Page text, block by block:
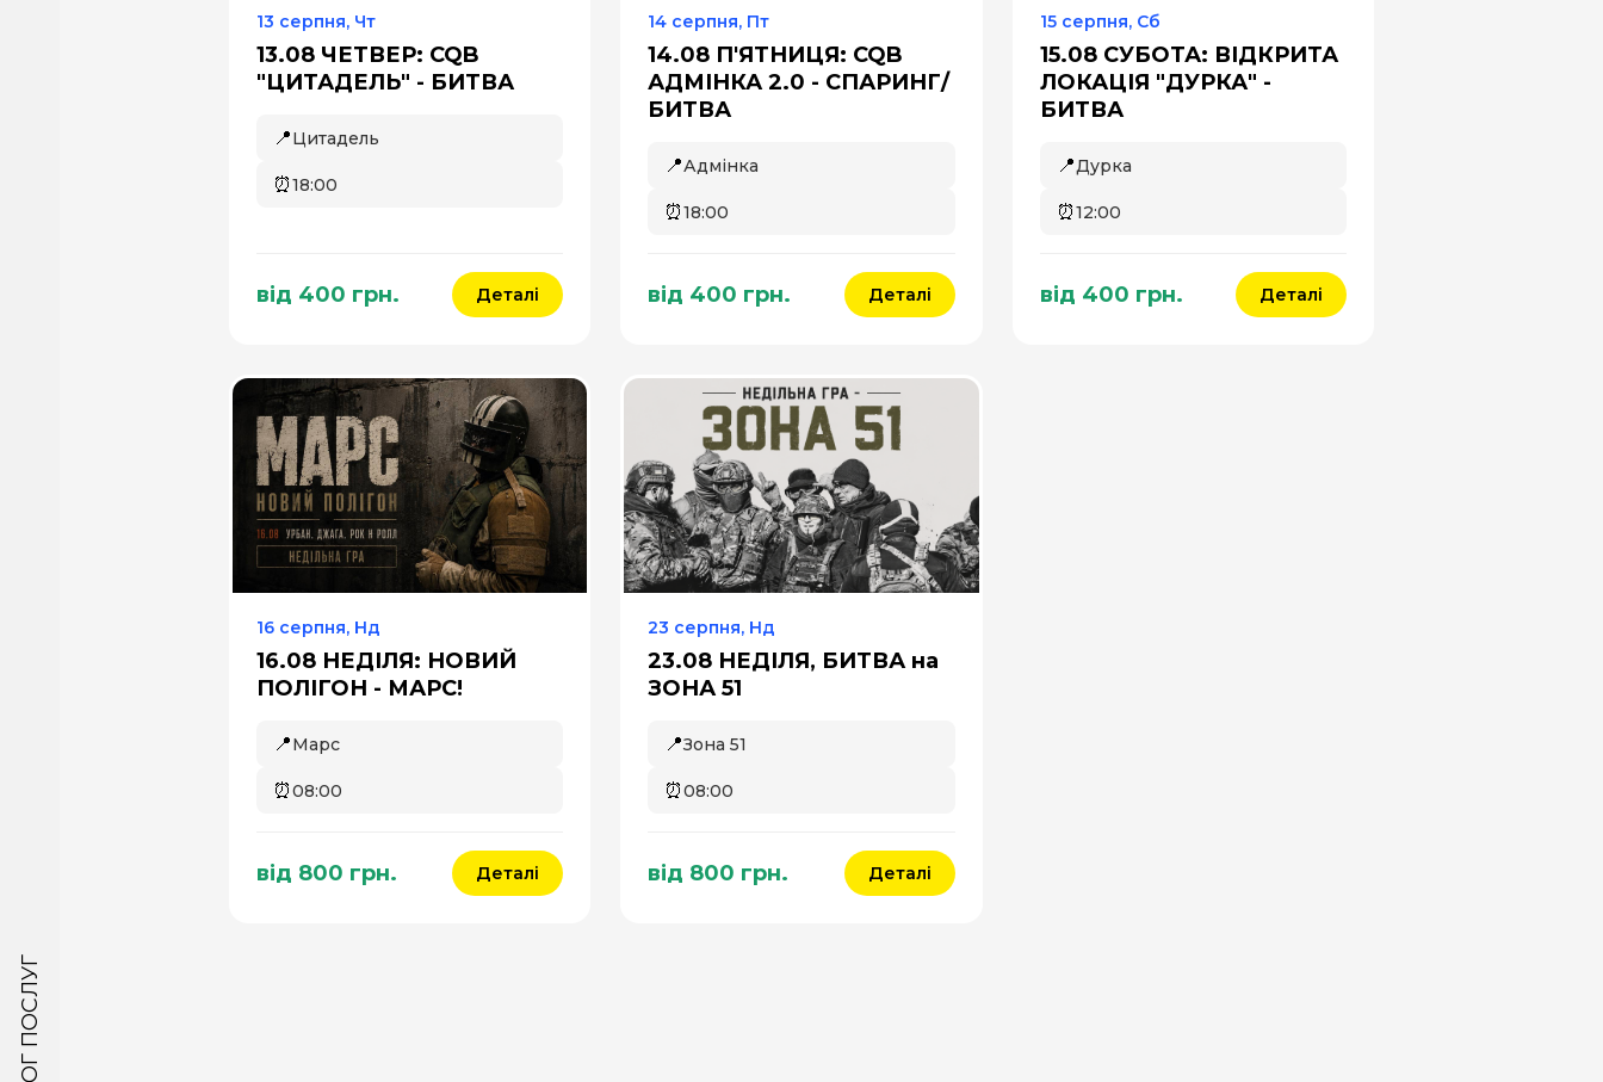
13 серпня, Чт
13.08 ЧЕТВЕР: CQB
"ЦИТАДЕЛЬ" - БИТВА
📍Цитадель
⏰18:00
від 400 грн. Деталі
14 серпня, Пт
14.08 П'ЯТНИЦЯ: CQB
АДМІНКА 2.0 - СПАРИНГ/
БИТВА
📍Адмінка
⏰18:00
від 400 грн. Деталі
15 серпня, Сб
15.08 СУБОТА: ВІДКРИТА
ЛОКАЦІЯ "ДУРКА" -
БИТВА
📍Дурка
⏰12:00
від 400 грн. Деталі
16 серпня, Нд
16.08 НЕДІЛЯ: НОВИЙ
ПОЛІГОН - МАРС!
📍Марс
⏰08:00
від 800 грн. Деталі
23 серпня, Нд
23.08 НЕДІЛЯ, БИТВА на
ЗОНА 51
📍Зона 51
⏰08:00
від 800 грн. Деталі